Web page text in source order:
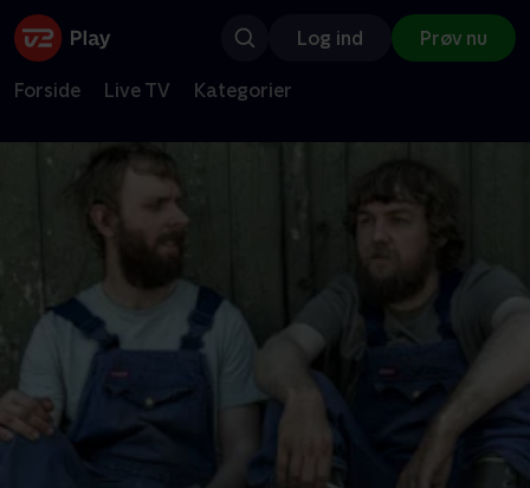
Log ind Prøv nu
Forside Live TV Kategorier